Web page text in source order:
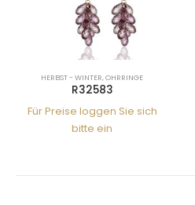
HERBST - WINTER,OHRRINGE
R32583
Für Preise loggen Sie sich
bitte ein